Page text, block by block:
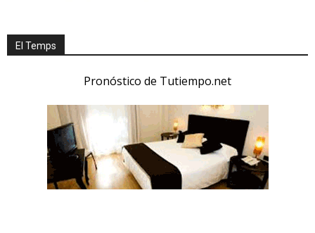
El Temps
Pronóstico de Tutiempo.net